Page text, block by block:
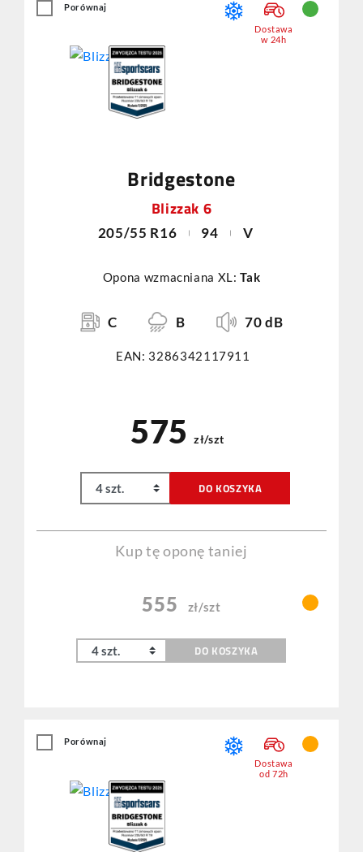
Bridgestone
Blizzak 6
205/55 R16 94 V
Opona wzmacniana XL:Tak
C B 70 dB
EAN: 3286342117911
Porównaj
Dostawa
w 24h
575 zł/szt
DO KOSZYKA
Kup tę oponę taniej
555 zł/szt
DO KOSZYKA
Porównaj
Dostawa
od 72h